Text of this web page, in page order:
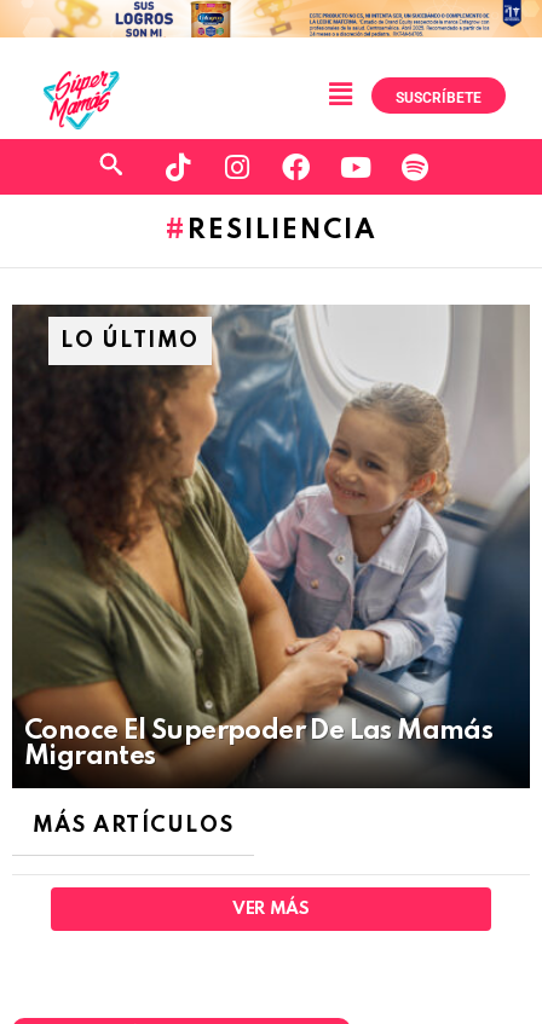
SUSCRÍBETE
RESILIENCIA
LO ÚLTIMO
Conoce El Superpoder De Las Mamás
Migrantes
MÁS ARTÍCULOS
VER MÁS